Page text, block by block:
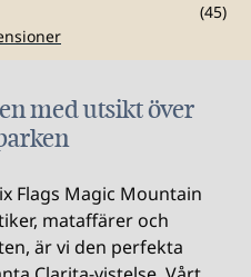
(45)
med utsikt över
Flags Magic Mountain
mataffärer och
är vi den perfekta